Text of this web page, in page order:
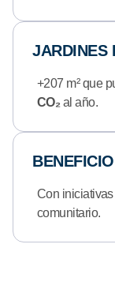
JARDINES
+207 m² que
CO₂ al año.
Con
comunitario.